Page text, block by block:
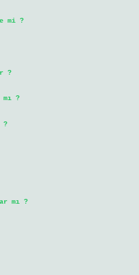
mi ?
?
?
?
mı ?